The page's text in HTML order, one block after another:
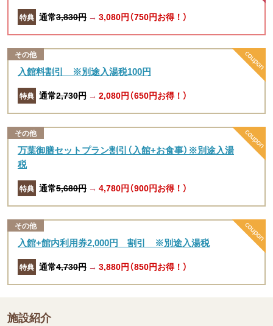
特典 通常3,830円 → 3,080円（750円お得！）
その他
入館料割引 ※別途入湯税100円
特典 通常2,730円 → 2,080円（650円お得！）
その他
万葉御膳セットプラン割引（入館+お食事）※別途入湯
税
特典 通常5,680円 → 4,780円（900円お得！）
その他
入館+館内利用券2,000円 割引 ※別途入湯税
特典 通常4,730円 → 3,880円（850円お得！）
施設紹介